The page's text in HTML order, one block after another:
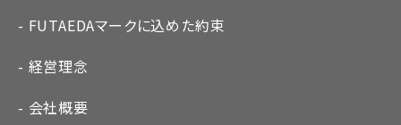
FUTAEDAマークに込めた約束
経営理念
会社概要